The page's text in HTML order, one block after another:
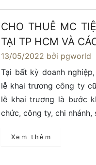
CHO THUÊ MC
TẠI TP HCM VÀ
13/05/2022 bởi pgworld
Tại bất kỳ doanh
lễ khai trương công ty
lễ khai trương là bước
chức, công ty, chi nhánh,
Xem thêm